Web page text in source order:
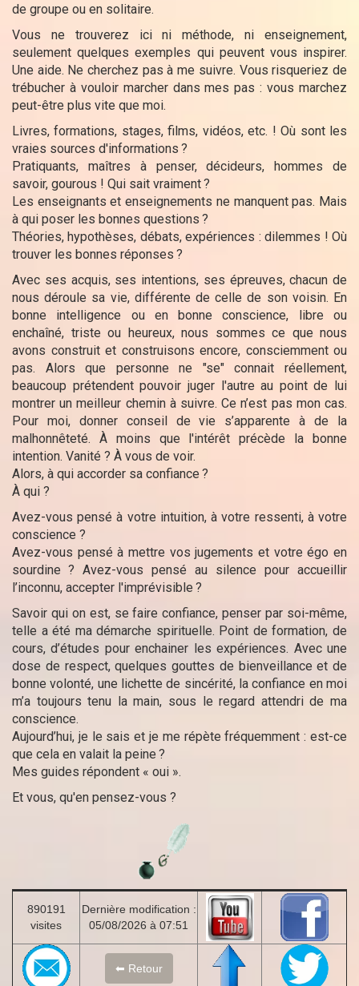
de groupe ou en solitaire.
Vous ne trouverez ici ni méthode, ni enseignement,
seulement quelques exemples qui peuvent vous inspirer.
Une aide. Ne cherchez pas à me suivre. Vous risqueriez de
trébucher à vouloir marcher dans mes pas : vous marchez
peut-être plus vite que moi.
Livres, formations, stages, films, vidéos, etc. ! Où sont les
vraies sources d'informations ?
Pratiquants, maîtres à penser, décideurs, hommes de
savoir, gourous ! Qui sait vraiment?
Les enseignants et enseignements ne manquent pas. Mais
à qui poser les bonnes questions ?
Théories, hypothèses, débats, expériences : dilemmes ! Où
trouver les bonnes réponses ?
Avec ses acquis, ses intentions, ses épreuves, chacun de
nous déroule sa vie, différente de celle de son voisin. En
bonne intelligence ou en bonne conscience, libre ou
enchaîné, triste ou heureux, nous sommes ce que nous
avons construit et construisons encore, consciemment ou
pas. Alors que personne ne "se" connait réellement,
beaucoup prétendent pouvoir juger l'autre au point de lui
montrer un meilleur chemin à suivre. Ce n’est pas mon cas.
Pour moi, donner conseil de vie s’apparente à de la
malhonnêteté. À moins que l'intérêt précède la bonne
intention. Vanité ? À vous de voir.
Alors, à qui accorder sa confiance ?
À qui ?
Avez-vous pensé à votre intuition, à votre ressenti, à votre
conscience ?
Avez-vous pensé à mettre vos jugements et votre égo en
sourdine ? Avez-vous pensé au silence pour accueillir
l’inconnu, accepter l'imprévisible ?
Savoir qui on est, se faire confiance, penser par soi-même,
telle a été ma démarche spirituelle. Point de formation, de
cours, d’études pour enchainer les expériences. Avec une
dose de respect, quelques gouttes de bienveillance et de
bonne volonté, une lichette de sincérité, la confiance en moi
m’a toujours tenu la main, sous le regard attendri de ma
conscience.
Aujourd’hui, je le sais et je me répète fréquemment : est-ce
que cela en valait la peine ?
Mes guides répondent « oui ».
Et vous, qu'en pensez-vous ?
890191
visites
Dernière modification :
05/08/2026 à 07:51
⬅ Retour